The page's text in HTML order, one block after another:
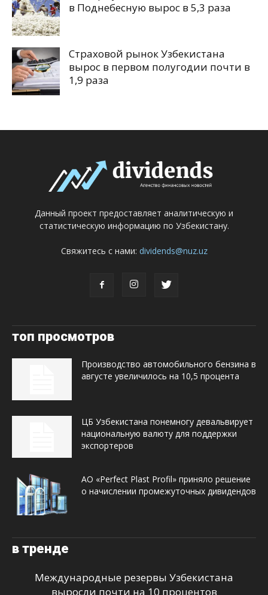
в Поднебесную вырос в 5,3 раза
Страховой рынок Узбекистана
вырос в первом полугодии почти в
1,9 раза
Данный проект предоставляет аналитическую и
статистическую информацию по Узбекистану.
Свяжитесь с нами: dividends@nuz.uz
топ просмотров
Производство автомобильного бензина в
августе увеличилось на 10,5 процента
ЦБ Узбекистана понемногу девальвирует
национальную валюту для поддержки
экспортеров
АО «Perfect Plast Profil» приняло решение
о начислении промежуточных дивидендов
в тренде
Международные резервы Узбекистана
выросли почти на 10 процентов